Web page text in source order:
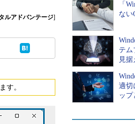
Master of IP Network
Security & Trust
Test & Tools
ルアドバンテージ]
す。
「
ない
テム
見
適切
ップ